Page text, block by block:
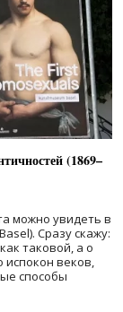
(1869–
можно увидеть в
Сразу скажу:
таковой, а о
испокон веков,
способы